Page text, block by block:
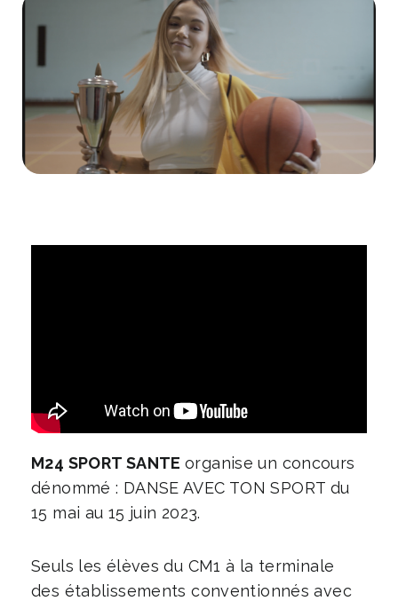
M24 SPORT SANTE organise un concours
dénommé : DANSE AVEC TON SPORT du
15 mai au 15 juin 2023.
Seuls les élèves du CM1 à la terminale
des établissements conventionnés avec